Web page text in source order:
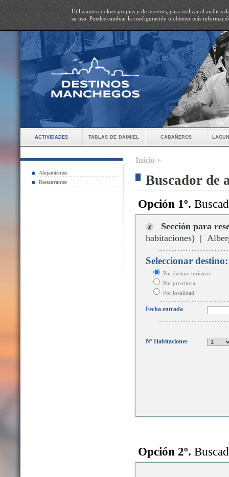
Utilizamos cookies propias y de terceros, para realizar el análisis
su uso. Puedes cambiar la configuración u obtener más
actividades tablas de daimiel cabañeros
Alojamientos
Restaurantes
Inicio »
Buscador de
Opción 1º.
Sección para
habitaciones) |
Seleccionar destino:
Por destino turístico
Por provincia
Por localidad
Fecha entrada
Nº Habitaciones
Opción 2º.